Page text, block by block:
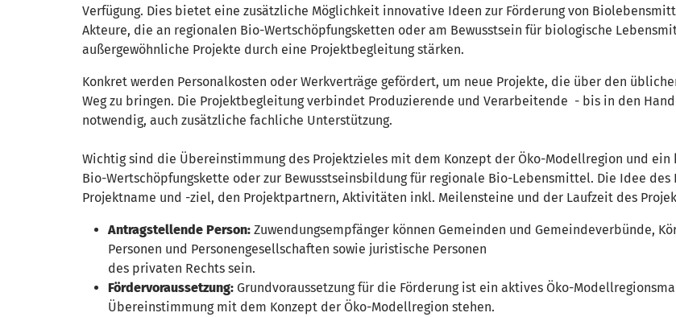
Verfügung. Dies bietet eine zusätzliche Möglichkeit innovative Ideen zur Förderung von
Akteure, die an regionalen Bio-Wertschöpfungsketten oder am Bewusstsein für biologische
außergewöhnliche Projekte durch eine Projektbegleitung stärken.
Konkret werden Personalkosten oder Werkverträge gefördert, um neue Projekte, die über den
Weg zu bringen. Die Projektbegleitung verbindet Produzierende und Verarbeitende - bis in den
notwendig, auch zusätzliche fachliche Unterstützung.
Wichtig sind die Übereinstimmung des Projektzieles mit dem Konzept der Öko-Modellregion und
Bio-Wertschöpfungskette oder zur Bewusstseinsbildung für regionale Bio-Lebensmittel. Die Idee
Projektname und -ziel, den Projektpartnern, Aktivitäten inkl. Meilensteine und der Laufzeit des
Antragstellende Person: Zuwendungsempfänger können Gemeinden und Gemeindeverbünde,
Personen und Personengesellschaften sowie juristische Personen
des privaten Rechts sein.
Fördervoraussetzung: Grundvoraussetzung für die Förderung ist ein aktives Öko-
Übereinstimmung mit dem Konzept der Öko-Modellregion stehen.